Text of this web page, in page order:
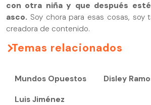
con otra niña y que después
asco. Soy chora para esas cosas, soy
creadora de contenido.
Temas relacionados
Mundos Opuestos Disley
Luis Jiménez